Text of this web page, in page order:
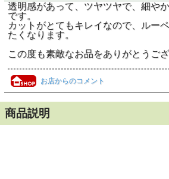
透明感があって、ツヤツヤで、細や
です。
カットがとてもキレイなので、ルー
たくなります。
この度も素敵なお品をありがとうご
お店からのコメント
商品説明